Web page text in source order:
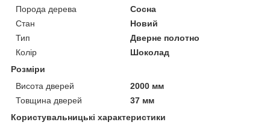
Порода дерева
Сосна
Стан
Новий
Тип
Дверне полотно
Колір
Шоколад
Розміри
Висота дверей
2000 мм
Товщина дверей
37 мм
Користувальницькі характеристики